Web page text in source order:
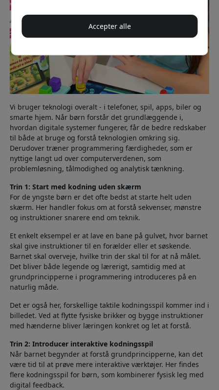
Vi bruger teknologi overalt - i telefoner, spil, apps, biler og
smarte hjem. Når børn forstår det grundlæggende i,
hvordan digitale systemer fungerer, får de bedre redskaber
til både at bruge og forstå teknologien omkring sig.
Derudover træner programmering færdigheder, som er
nyttige langt ud over computerverdenen, som
problemløsning, tålmodighed og analytisk tænkning.
Trin 1: Start med kodning uden skærm
For de yngste børn er det ofte bedst at starte helt uden
skærm. Her handler fokus om at forstå sekvenser, mønstre
og instruktioner snarere end om teknik.
Et enkelt eksempel er at lave en bane på gulvet, hvor barnet
skal give instruktioner til en forælder eller et søskende.
Barnet skal overveje, hvilke trin der skal til for at nå målet.
Det bliver både legende og lærerigt, samtidig med at
grundprincipperne i programmering introduceres på en
naturlig måde.
Det er også her, forskellige taktile kodningsspil kommer ind i
billedet. Ved at flytte fysiske brikker og bygge instruktioner
med hænderne bliver læringen konkret og let at forstå.
Trin 2: Introducer interaktive kodningsspil
Når barnet begynder at forstå grundprincipperne, kan det
være tid til at prøve mere interaktive værktøjer. Her findes
flere kodningsspil for børn, som kombinerer fysisk leg med
digital feedback.
Accepter alle